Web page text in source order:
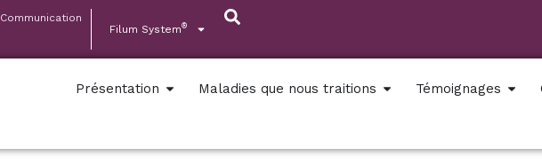
Communication
Filum System®
Présentation Maladies que nous traitions Témoignages